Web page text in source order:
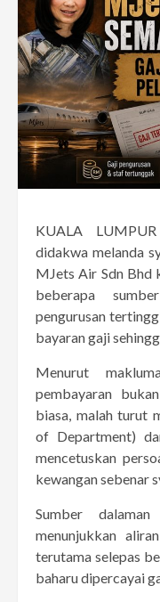
KUALA
didakwa melanda
MJets Air Sdn Bhd
beberapa
pengurusan
bayaran gaji
Menurut
pembayaran
biasa, malah turut
of Department)
mencetuskan
kewangan sebenar
Sumber
menunjukkan
terutama selepas
baharu dipercayai